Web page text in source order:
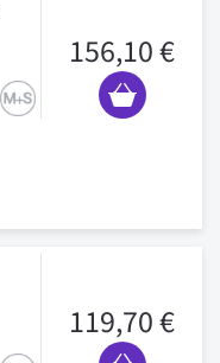
156,10 €
119,70 €